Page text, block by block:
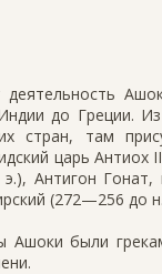
до Греции.
стран, там
царь Антиох
Антигон
(272—256 до
Ашоки были